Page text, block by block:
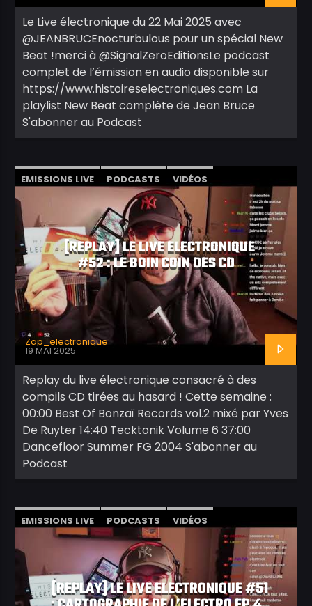
Le Live électronique du 22 Mai 2025 avec
@JEANBRUCEnocturbulous pour un spécial New
Beat !merci à @SignalZeroEditionsLe podcast
complet de l’émission en audio disponible sur
https://www.histoireselectroniques.com La
playlist New Beat complète de Jean Bruce
S'abonner au Podcast
EMISSIONS LIVE PODCASTS VIDÉOS
[REPLAY] LE LIVE ELECTRONIQUE
#52 : LE BOIN COIN DES CD
Zap_electronique
19 MAI 2025
Replay du live électronique consacré à des
compils CD tirées au hasard ! Cette semaine :
00:00 Best Of Bonzaï Records vol.2 mixé par Yves
De Ruyter 14:40 Tecktonik Volume 6 37:00
Dancefloor Summer FG 2004 S'abonner au
Podcast
EMISSIONS LIVE PODCASTS VIDÉOS
[REPLAY] LE LIVE ELECTRONIQUE #51